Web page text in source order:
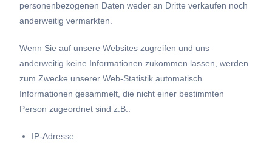
personenbezogenen Daten weder an Dritte verkaufen noch
anderweitig vermarkten.
Wenn Sie auf unsere Websites zugreifen und uns
anderweitig keine Informationen zukommen lassen, werden
zum Zwecke unserer Web-Statistik automatisch
Informationen gesammelt, die nicht einer bestimmten
Person zugeordnet sind z.B.:
IP-Adresse